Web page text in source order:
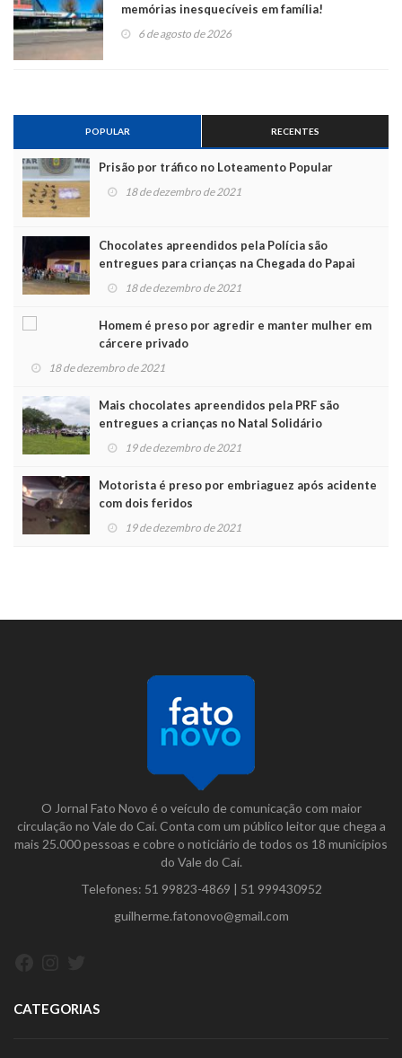
memórias inesquecíveis em família!
6 de agosto de 2026
POPULAR RECENTES
Prisão por tráfico no Loteamento Popular
18 de dezembro de 2021
Chocolates apreendidos pela Polícia são
entregues para crianças na Chegada do Papai
Noel
18 de dezembro de 2021
Homem é preso por agredir e manter mulher em
cárcere privado
18 de dezembro de 2021
Mais chocolates apreendidos pela PRF são
entregues a crianças no Natal Solidário
19 de dezembro de 2021
Motorista é preso por embriaguez após acidente
com dois feridos
19 de dezembro de 2021
O Jornal Fato Novo é o veículo de comunicação com maior
circulação no Vale do Caí. Conta com um público leitor que chega a
mais 25.000 pessoas e cobre o noticiário de todos os 18 municípios
do Vale do Caí.
Telefones: 51 99823-4869 | 51 999430952
guilherme.fatonovo@gmail.com
CATEGORIAS